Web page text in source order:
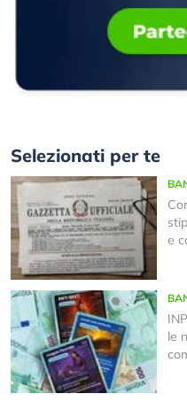
Selezionati per te
e
le